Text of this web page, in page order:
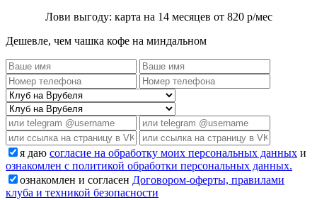
Лови выгоду: карта на 14 месяцев от 820 р/мес
Дешевле, чем чашка кофе на миндальном
я даю согласие на обработку моих персональных данных и
ознакомлен с политикой обработки персональных данных.
ознакомлен и согласен Договором-оферты, правилами
клуба и техникой безопасности